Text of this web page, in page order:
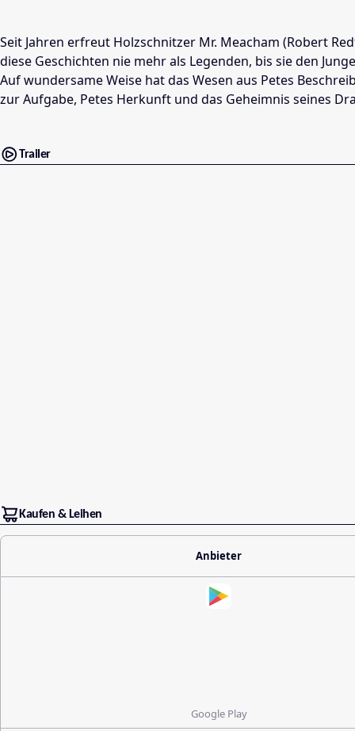
Seit Jahren erfreut Holzschnitzer Mr. Meacham (Robert
diese Geschichten nie mehr als Legenden, bis sie den
Auf wundersame Weise hat das Wesen aus Petes
zur Aufgabe, Petes Herkunft und das Geheimnis seines
Trailer
Kaufen & Leihen
Anbieter
Google Play